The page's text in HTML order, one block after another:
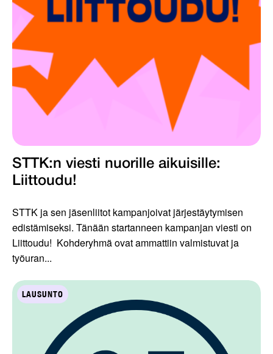
STTK:n viesti nuorille aikuisille:
Liittoudu!
STTK ja sen jäsenliitot kampanjoivat järjestäytymisen
edistämiseksi. Tänään startanneen kampanjan viesti on
Liittoudu! Kohderyhmä ovat ammattiin valmistuvat ja
työuran...
LAUSUNTO